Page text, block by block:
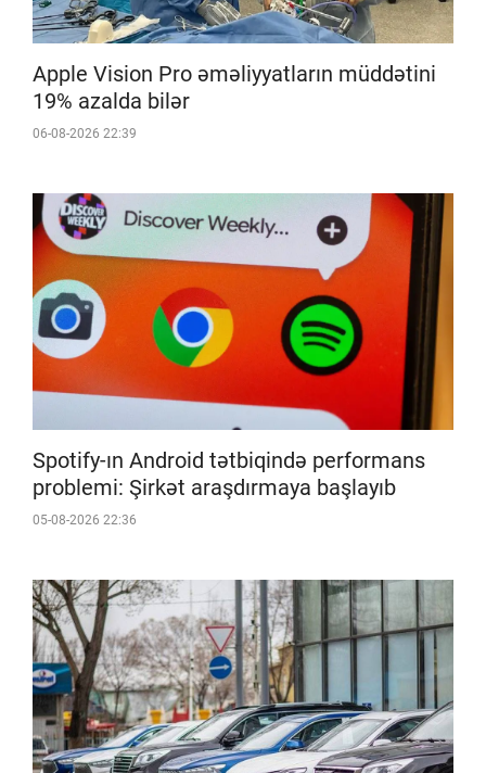
Apple Vision Pro əməliyyatların müddətini
19% azalda bilər
06-08-2026 22:39
Spotify-ın Android tətbiqində performans
problemi: Şirkət araşdırmaya başlayıb
05-08-2026 22:36